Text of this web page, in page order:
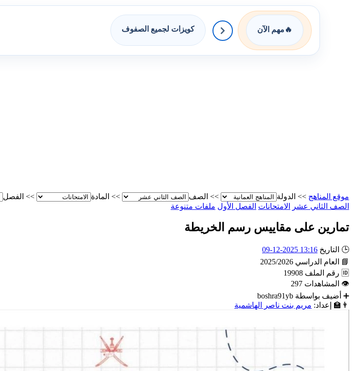
🔥 مهم الآن كويزات لجميع الصفوف
موقع المناهج >> الدولة >> الصف >> المادة >> الفصل
الصف الثاني عشر
الامتحانات الفصل الأول ملفات متنوعة
تمارين على مقاييس رسم الخريطة
🕒 التاريخ 13:16 2025-12-09
📘
العام الدراسي 2025/2026
🆔 رقم الملف 19908
👁 المشاهدات 297
➕ أضيف بواسطة boshra91yb
👨‍🏫
إعداد: مريم بنت ناصر الهاشمية